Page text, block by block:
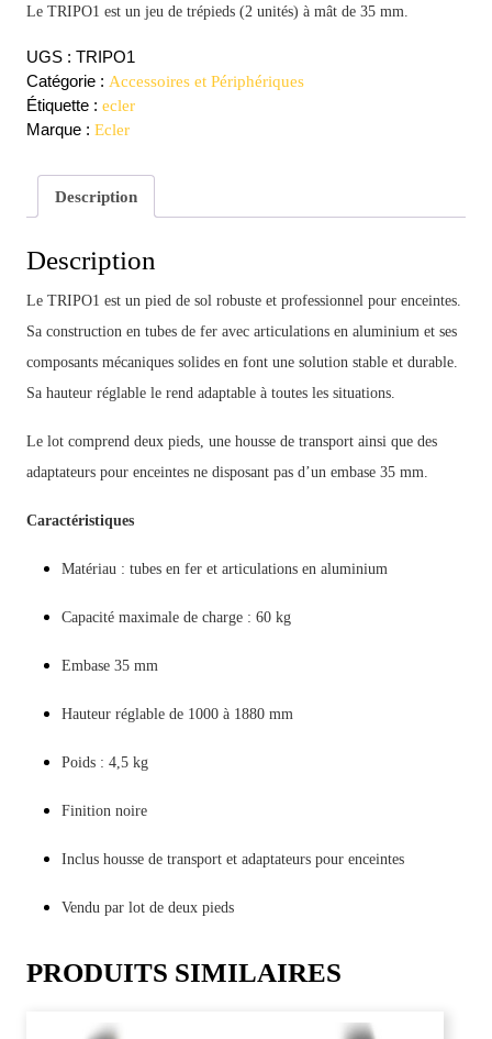
Le TRIPO1 est un jeu de trépieds (2 unités) à mât de 35 mm.
UGS : TRIPO1
Catégorie : Accessoires et Périphériques
Étiquette : ecler
Marque : Ecler
Description
Description
Le TRIPO1 est un pied de sol robuste et professionnel pour enceintes.
Sa construction en tubes de fer avec articulations en aluminium et ses
composants mécaniques solides en font une solution stable et durable.
Sa hauteur réglable le rend adaptable à toutes les situations.
Le lot comprend deux pieds, une housse de transport ainsi que des
adaptateurs pour enceintes ne disposant pas d’un embase 35 mm.
Caractéristiques
Matériau : tubes en fer et articulations en aluminium
Capacité maximale de charge : 60 kg
Embase 35 mm
Hauteur réglable de 1000 à 1880 mm
Poids : 4,5 kg
Finition noire
Inclus housse de transport et adaptateurs pour enceintes
Vendu par lot de deux pieds
PRODUITS SIMILAIRES